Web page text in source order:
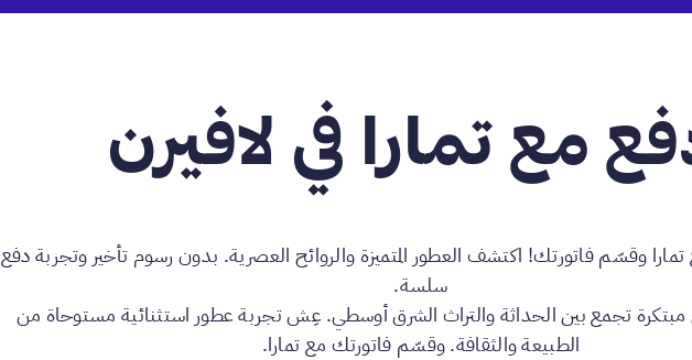
مع تمارا في لافيرن
وقسّم فاتورتك! اكتشف العطور المتميزة والروائح العصرية. بدون رسوم تأخير وتجربة دفع
سلسة.
مبتكرة تجمع بين الحداثة والتراث الشرق أوسطي. عِش تجربة عطور استثنائية مستوحاة من
الطبيعة والثقافة. وقسّم فاتورتك مع تمارا.